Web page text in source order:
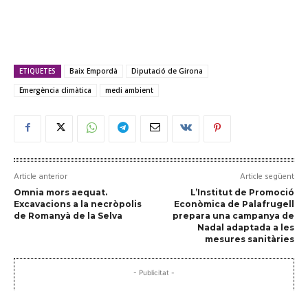
ETIQUETES Baix Empordà
Diputació de Girona
Emergència climàtica
medi ambient
Article anterior
Omnia mors aequat.
Excavacions a la necròpolis
de Romanyà de la Selva
Article següent
L’Institut de Promoció
Econòmica de Palafrugell
prepara una campanya de
Nadal adaptada a les
mesures sanitàries
- Publicitat -